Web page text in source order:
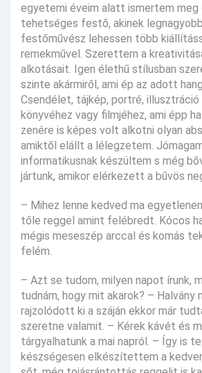
egyetemi éveim alatt ismertem meg
tehetséges festő, akinek
festőművész lehessen több
remekművel. Szerettem a
alkotásait. Igen élethű stílusban
szinte akármiről, ami ép az adott
Csendélet, tájkép, portré, illusztráció
könyvéhez vagy filmjéhez, ami épp
zenére is képes volt alkotni olyan
amiktől elállt a lélegzetem.
informatikusnak készültem s még
jártunk, amikor elérkezett a bűvös
– Mihez lenne kedved ma
tőle reggel amint felébredt. Kócos
mégis meseszép arccal és komás
felém.
– Azt se tudom, milyen napot írunk,
tudnám, hogy mit akarok? – Halvány
rajzolódott ki a száján ekkor már
szeretne valamit. – Kérek kávét és
tárgyalhatunk a mai napról. – Így is
készségesen elkészítettem a